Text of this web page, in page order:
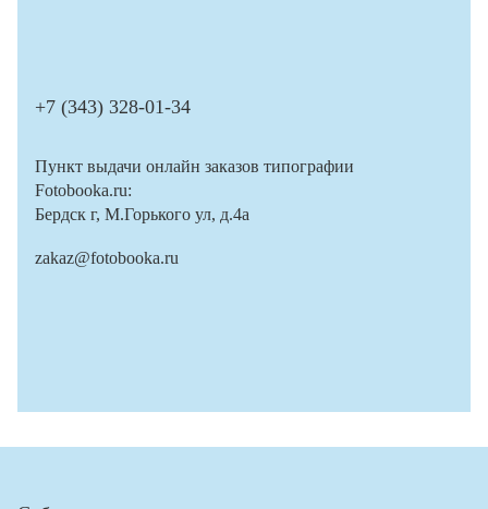
+7 (343) 328-01-34
Пункт выдачи онлайн заказов типографии
Fotobooka.ru:
Бердск г, М.Горького ул, д.4а
zakaz@fotobooka.ru